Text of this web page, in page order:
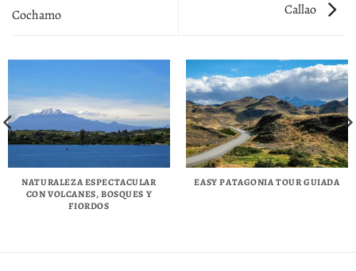
Cochamo
Callao
NATURALEZA ESPECTACULAR
CON VOLCANES, BOSQUES Y
FIORDOS
EASY PATAGONIA TOUR GUIADA